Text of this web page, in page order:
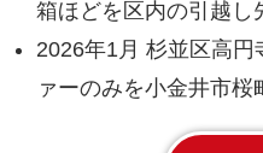
箱ほどを区内の引越し
2026年1月 杉並区高
ァーのみを小金井市桜